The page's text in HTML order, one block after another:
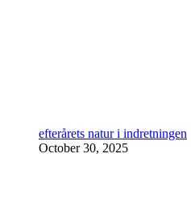
efterårets natur i indretningen
October 30, 2025